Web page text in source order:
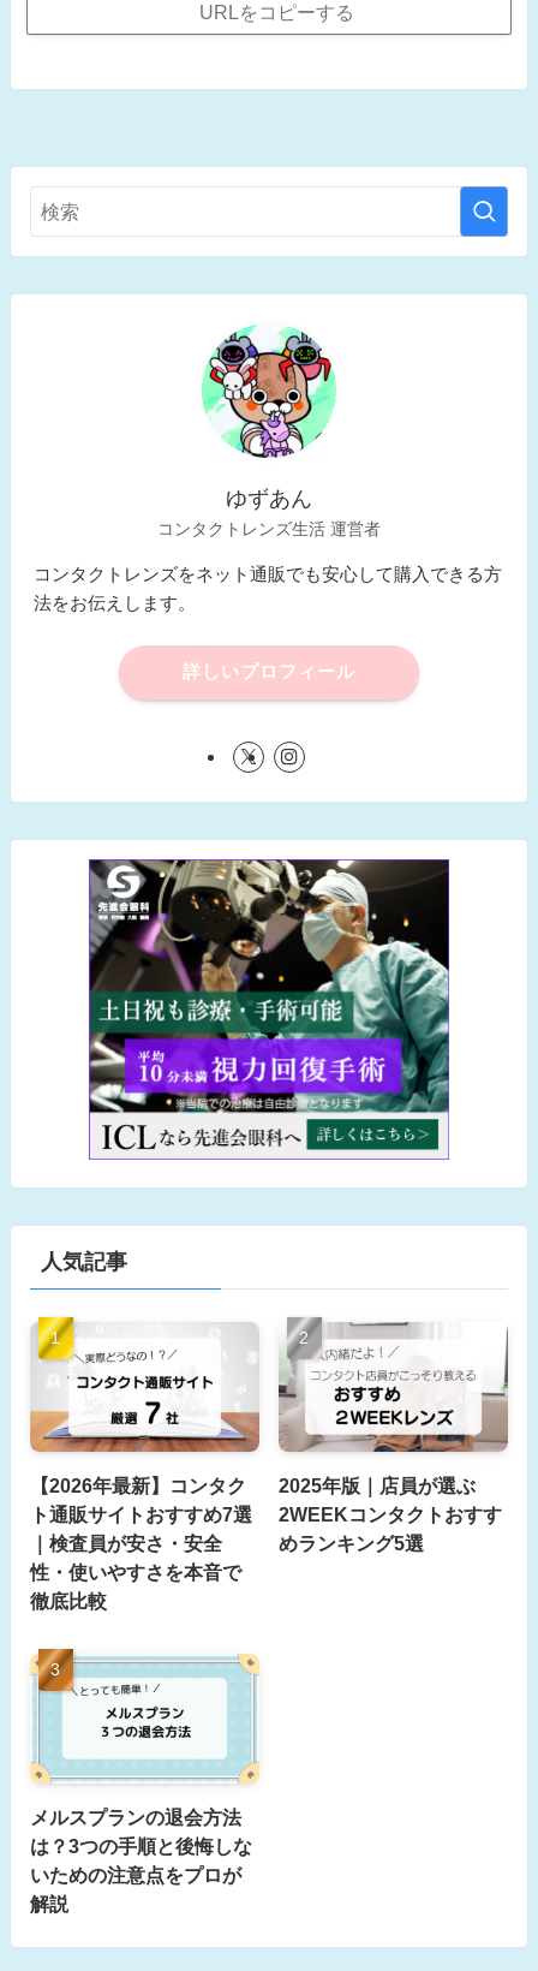
URLをコピーする
ゆずあん
コンタクトレンズ生活 運営者
コンタクトレンズをネット通販でも安心して購入できる方
法をお伝えします。
詳しいプロフィール
人気記事
【2026年最新】コンタク
ト通販サイトおすすめ7選
｜検査員が安さ・安全
性・使いやすさを本音で
徹底比較
2025年版｜店員が選ぶ
2WEEKコンタクトおすす
めランキング5選
メルスプランの退会方法
は？3つの手順と後悔しな
いための注意点をプロが
解説